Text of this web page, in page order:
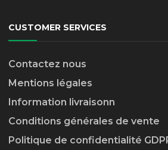
CUSTOMER SERVICES
Contactez nous
Mentions légales
Information livraisonn
Conditions générales de vente
Politique de confidentialité